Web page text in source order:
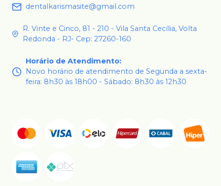
dentalkarismasite@gmail.com
R. Vinte e Cinco, 81 - 210 - Vila Santa Cecília, Volta
Redonda - RJ- Cep: 27260-160
Horário de Atendimento:
Novo horário de atendimento de Segunda a sexta-
feira: 8h30 às 18h00 - Sábado: 8h30 às 12h30